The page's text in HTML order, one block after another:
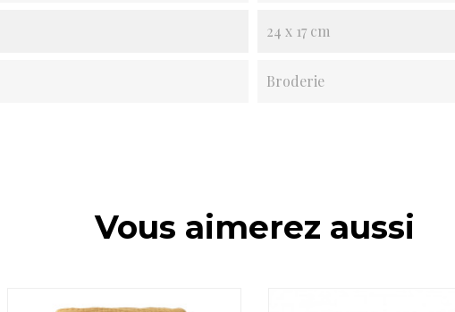
24 x 17 cm
Broderie
Vous aimerez aussi